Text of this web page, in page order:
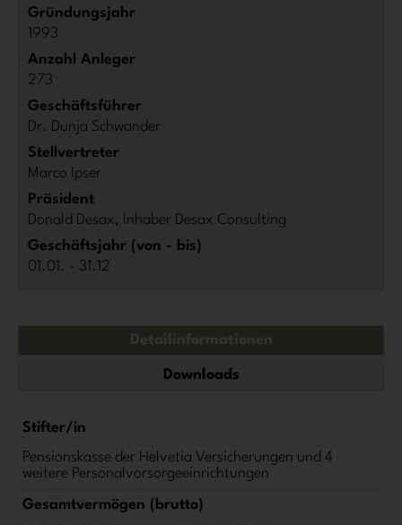
Detailinformationen
Downloads
Stifter/in
Pensionskasse der Helvetia Versicherungen und 4
weitere Personalvorsorgeeinrichtungen
Gesamtvermögen (brutto)
Gründungsjahr
1993
Anzahl Anleger
273
Geschäftsführer
Dr. Dunja Schwander
Stellvertreter
Marco Ipser
Präsident
Donald Desax, Inhaber Desax Consulting
Geschäftsjahr (von - bis)
01.01. - 31.12